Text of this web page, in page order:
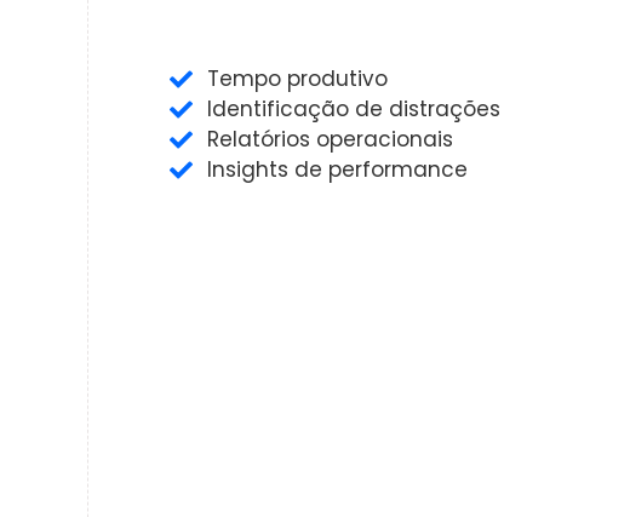
Tempo produtivo
Identificação de distrações
Relatórios operacionais
Insights de performance